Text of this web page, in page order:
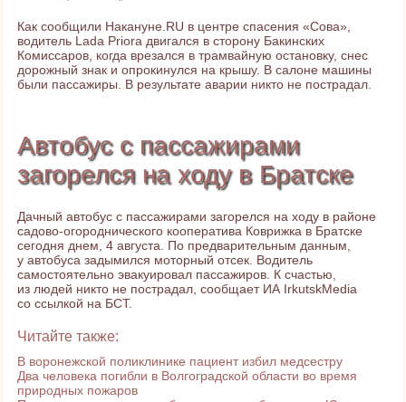
Как сообщили Накануне.RU в центре спасения «Сова»,
водитель Lada Priora двигался в сторону Бакинских
Комиссаров, когда врезался в трамвайную остановку, снес
дорожный знак и опрокинулся на крышу. В салоне машины
были пассажиры. В результате аварии никто не пострадал.
Автобус с пассажирами
загорелся на ходу в Братске
Дачный автобус с пассажирами загорелся на ходу в районе
садово-огороднического кооператива Коврижка в Братске
сегодня днем, 4 августа. По предварительным данным,
у автобуса задымился моторный отсек. Водитель
самостоятельно эвакуировал пассажиров. К счастью,
из людей никто не пострадал, сообщает ИА IrkutskMedia
со ссылкой на БСТ.
Читайте также:
В воронежской поликлинике пациент избил медсестру
Два человека погибли в Волгоградской области во время
природных пожаров